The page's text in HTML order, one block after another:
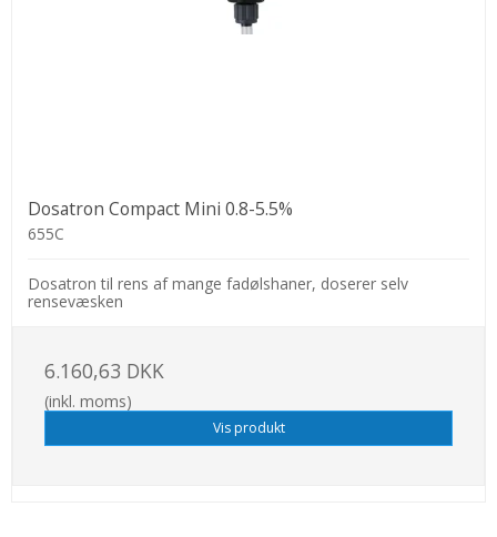
Dosatron Compact Mini 0.8-5.5%
655C
Dosatron til rens af mange fadølshaner, doserer selv
rensevæsken
6.160,63 DKK
(inkl. moms)
Vis produkt